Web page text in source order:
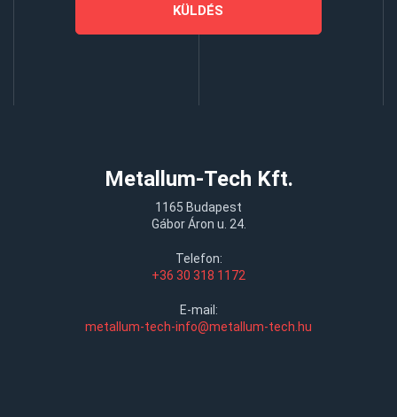
Metallum-Tech Kft.
1165 Budapest
Gábor Áron u. 24.
Telefon:
+36 30 318 1172
E-mail:
metallum-tech-info@metallum-tech.hu